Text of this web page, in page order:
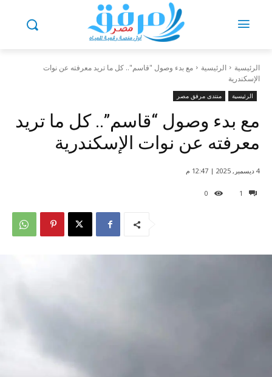
الرئيسية الرئيسية
مع بدء وصول "قاسم".. كل ما تريد معرفته عن نوات
الإسكندرية
الرئيسية منتدى مرفق مصر
مع بدء وصول “قاسم”.. كل ما تريد
معرفته عن نوات الإسكندرية
1
0
4 ديسمبر, 2025 | 12:47 م